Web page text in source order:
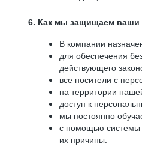
6. Как мы защищаем ваши
В компании
для обеспечения
действующего
все носители с
на территории
доступ к
мы постоянно
с помощью системы
их причины.